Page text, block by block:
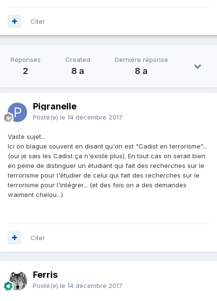
Citer
Réponses
2
Created
8 a
Dernière réponse
8 a
Pigranelle
Posté(e) le 14 décembre 2017
Vaste sujet...
Ici on blague souvent en disant qu'on est "Cadist en terrorisme"...
(oui je sais les Cadist ça n'existe plus). En tout cas on serait bien
en peine de distinguer un étudiant qui fait des recherches sur le
terrorisme pour l'étudier de celui qui fait des recherches sur le
terrorisme pour l'intégrer... (et des fois on a des demandes
vraiment chelou...)
Citer
Ferris
Posté(e) le 14 décembre 2017